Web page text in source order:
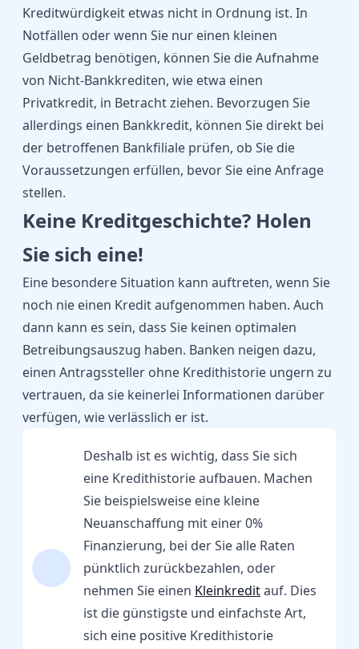
Kreditwürdigkeit etwas nicht in Ordnung ist. In
Notfällen oder wenn Sie nur einen kleinen
Geldbetrag benötigen, können Sie die Aufnahme
von Nicht-Bankkrediten, wie etwa einen
Privatkredit, in Betracht ziehen. Bevorzugen Sie
allerdings einen Bankkredit, können Sie direkt bei
der betroffenen Bankfiliale prüfen, ob Sie die
Voraussetzungen erfüllen, bevor Sie eine Anfrage
stellen.
Keine Kreditgeschichte? Holen
Sie sich eine!
Eine besondere Situation kann auftreten, wenn Sie
noch nie einen Kredit aufgenommen haben. Auch
dann kann es sein, dass Sie keinen optimalen
Betreibungsauszug haben. Banken neigen dazu,
einen Antragssteller ohne Kredithistorie ungern zu
vertrauen, da sie keinerlei Informationen darüber
verfügen, wie verlässlich er ist.
Deshalb ist es wichtig, dass Sie sich
eine Kredithistorie aufbauen. Machen
Sie beispielsweise eine kleine
Neuanschaffung mit einer 0%
Finanzierung, bei der Sie alle Raten
pünktlich zurückbezahlen, oder
nehmen Sie einen Kleinkreditauf. Dies
ist die günstigste und einfachste Art,
sich eine positive Kredithistorie